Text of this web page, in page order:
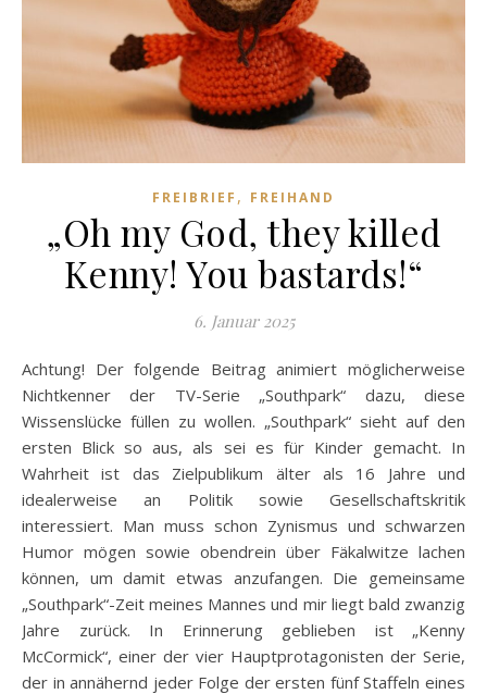
FREIBRIEF , FREIHAND
„Oh my God, they killed
Kenny! You bastards!“
6. Januar 2025
Achtung! Der folgende Beitrag animiert möglicherweise
Nichtkenner der TV-Serie „Southpark“ dazu, diese
Wissenslücke füllen zu wollen. „Southpark“ sieht auf den
ersten Blick so aus, als sei es für Kinder gemacht. In
Wahrheit ist das Zielpublikum älter als 16 Jahre und
idealerweise an Politik sowie Gesellschaftskritik
interessiert. Man muss schon Zynismus und schwarzen
Humor mögen sowie obendrein über Fäkalwitze lachen
können, um damit etwas anzufangen. Die gemeinsame
„Southpark“-Zeit meines Mannes und mir liegt bald zwanzig
Jahre zurück. In Erinnerung geblieben ist „Kenny
McCormick“, einer der vier Hauptprotagonisten der Serie,
der in annähernd jeder Folge der ersten fünf Staffeln eines